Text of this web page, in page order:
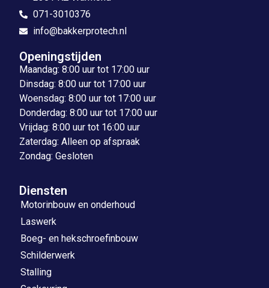
071-3010376
info@bakkerprotech.nl
Openingstijden
Maandag: 8:00 uur tot 17:00 uur
Dinsdag: 8:00 uur tot 17:00 uur
Woensdag: 8:00 uur tot 17:00 uur
Donderdag: 8:00 uur tot 17:00 uur
Vrijdag: 8:00 uur tot 16:00 uur
Zaterdag: Alleen op afspraak
Zondag: Gesloten
Diensten
Motorinbouw en onderhoud
Laswerk
Boeg- en hekschroefinbouw
Schilderwerk
Stalling